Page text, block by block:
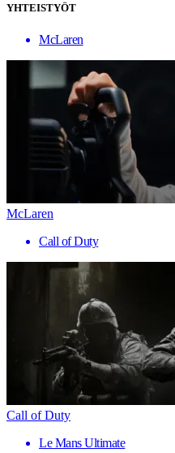
YHTEISTYÖT
McLaren
McLaren
Call of Duty
Call of Duty
Le Mans Ultimate